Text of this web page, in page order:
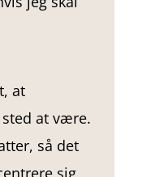
at
at være.
så det
sig